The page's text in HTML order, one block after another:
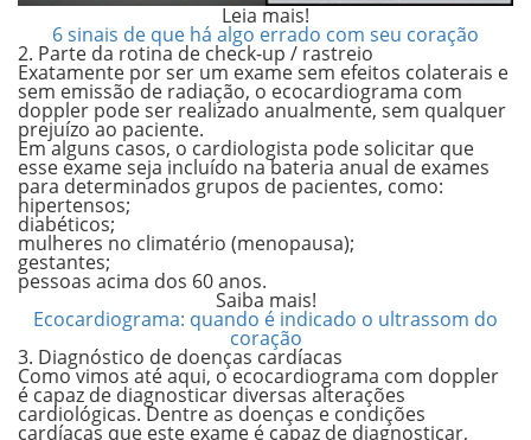
Leia mais!
6 sinais de que há algo errado com seu coração
2. Parte da rotina de check-up / rastreio
Exatamente por ser um examesem efeitos colaterais e
sem emissão de radiação, o ecocardiograma com
doppler pode ser realizado anualmente, sem qualquer
prejuízo ao paciente.
Em alguns casos, o cardiologista pode solicitar que
esse exame seja incluído na bateria anual de exames
para determinados grupos de pacientes, como:
hipertensos;
diabéticos;
mulheres no climatério (menopausa);
gestantes;
pessoas acima dos 60 anos.
Saiba mais!
Ecocardiograma: quando é indicado o ultrassom do
coração
3. Diagnóstico de doenças cardíacas
Como vimos até aqui, o ecocardiograma com doppler
é capaz de diagnosticar diversas alterações
cardiológicas. Dentre as doenças e condições
cardíacas que este exame é capaz de diagnosticar,